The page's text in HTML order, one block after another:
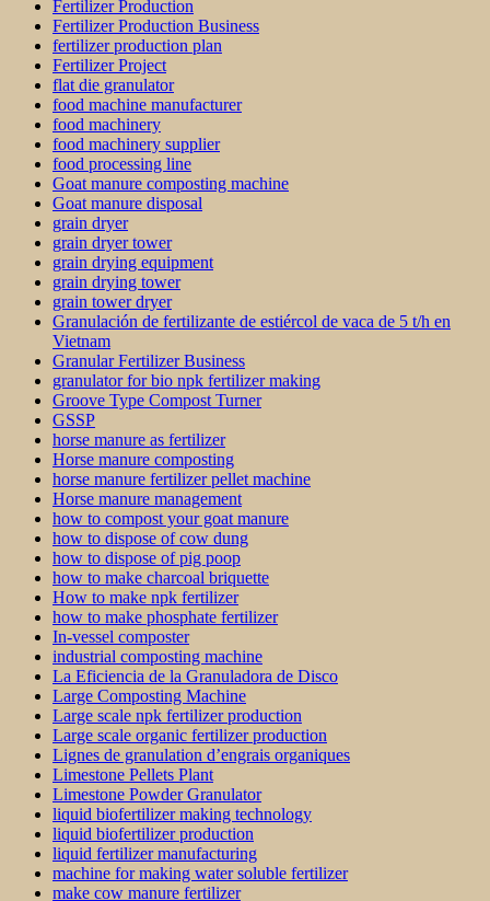
Fertilizer Production
Fertilizer Production Business
fertilizer production plan
Fertilizer Project
flat die granulator
food machine manufacturer
food machinery
food machinery supplier
food processing line
Goat manure composting machine
Goat manure disposal
grain dryer
grain dryer tower
grain drying equipment
grain drying tower
grain tower dryer
Granulación de fertilizante de estiércol de vaca de 5 t/h en
Vietnam
Granular Fertilizer Business
granulator for bio npk fertilizer making
Groove Type Compost Turner
GSSP
horse manure as fertilizer
Horse manure composting
horse manure fertilizer pellet machine
Horse manure management
how to compost your goat manure
how to dispose of cow dung
how to dispose of pig poop
how to make charcoal briquette
How to make npk fertilizer
how to make phosphate fertilizer
In-vessel composter
industrial composting machine
La Eficiencia de la Granuladora de Disco
Large Composting Machine
Large scale npk fertilizer production
Large scale organic fertilizer production
Lignes de granulation d’engrais organiques
Limestone Pellets Plant
Limestone Powder Granulator
liquid biofertilizer making technology
liquid biofertilizer production
liquid fertilizer manufacturing
machine for making water soluble fertilizer
make cow manure fertilizer